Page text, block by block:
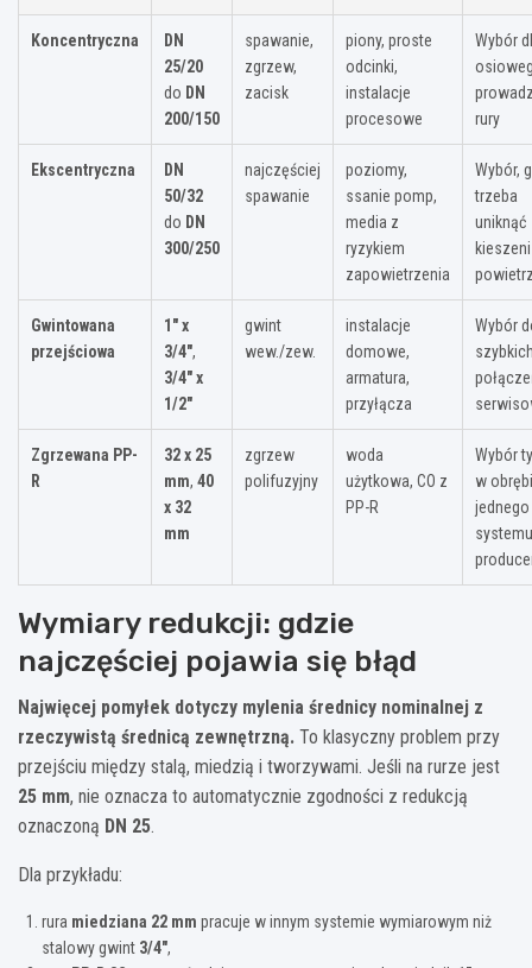
Koncentryczna
DN
25/20
do DN
200/150
spawanie,
zgrzew,
zacisk
piony, proste
odcinki,
instalacje
procesowe
Wybór
rury
Ekscentryczna
DN
50/32
do DN
300/250
najczęściej
spawanie
poziomy,
ssanie pomp,
media z
ryzykiem
zapowietrzenia
Wybór,
trzeba
uniknąć
kieszeni
Gwintowana
przejściowa
1″ x
3/4″,
3/4″ x
1/2″
gwint
wew./zew.
instalacje
domowe,
armatura,
przyłącza
Wybór
Zgrzewana PP-
R
32 x 25
mm, 40
x 32
mm
zgrzew
polifuzyjny
woda
użytkowa, CO z
PP-R
Wybór
w
jednego
systemu
Wymiary redukcji: gdzie
najczęściej pojawia się błąd
Najwięcej pomyłek dotyczy mylenia średnicy nominalnej z
rzeczywistą średnicą zewnętrzną. To klasyczny problem przy
przejściu między stalą, miedzią i tworzywami. Jeśli na rurze jest
25 mm, nie oznacza to automatycznie zgodności z redukcją
oznaczoną DN 25.
Dla przykładu:
rura miedziana 22 mm pracuje w innym systemie wymiarowym niż
stalowy gwint 3/4″,